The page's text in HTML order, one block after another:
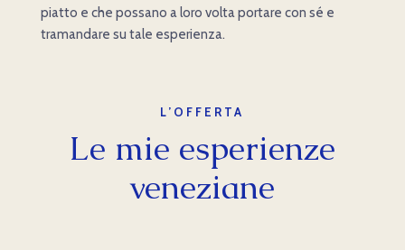
piatto e che possano a loro volta portare con sé e
tramandare su tale esperienza.
L’OFFERTA
Le mie esperienze
veneziane